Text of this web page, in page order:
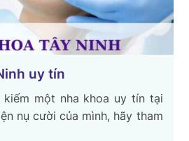
uy tín
kiếm một nha khoa uy tín tại
nụ cười của mình, hãy tham